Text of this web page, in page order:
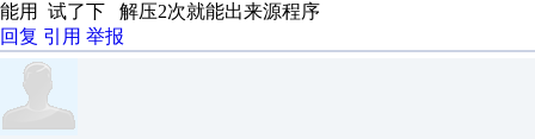
能用 试了下 解压2次就能出来源程序
回复 引用 举报